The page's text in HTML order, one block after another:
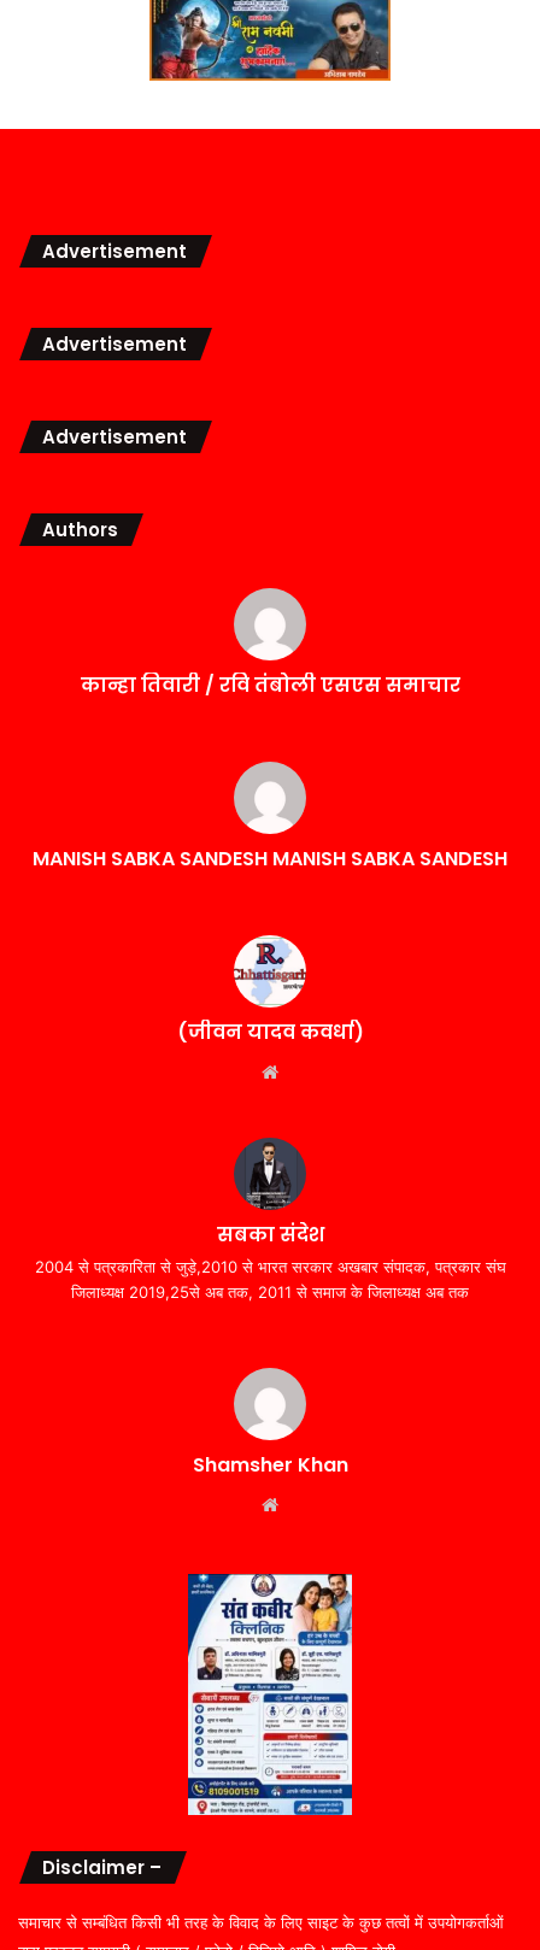
Advertisement
Advertisement
Advertisement
Authors
कान्हा तिवारी / रवि तंबोली एसएस समाचार
MANISH SABKA SANDESH MANISH SABKA SANDESH
(जीवन यादव कवर्धा)
सबका संदेश
2004 से पत्रकारिता से जुड़े,2010 से भारत सरकार अखबार संपादक, पत्रकार संघ
जिलाध्यक्ष 2019,25से अब तक, 2011 से समाज के जिलाध्यक्ष अब तक
Shamsher Khan
Disclaimer –
समाचार से सम्बंधित किसी भी तरह के विवाद के लिए साइट के कुछ तत्वों में उपयोगकर्ताओं